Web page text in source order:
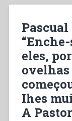
eles,
ovelhas
Ihes
A